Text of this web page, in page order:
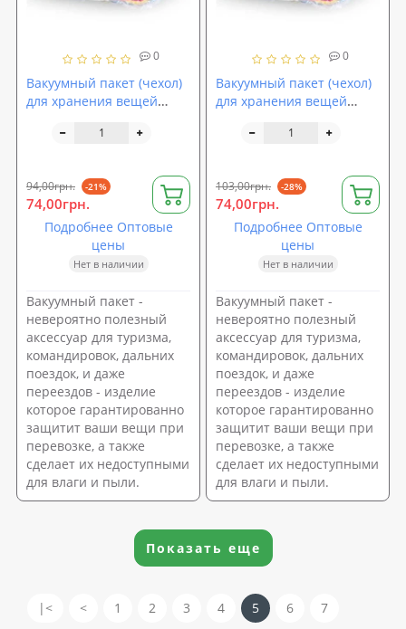
0
Вакуумный пакет (чехол)
для хранения вещей
головных уборов) 50*70
94,00грн. -21%
74,00грн.
Подробнее Оптовые
цены
Нет в наличии
Вакуумный пакет -
невероятно полезный
аксессуар для туризма,
командировок, дальних
поездок, и даже
переездов - изделие
которое гарантированно
защитит ваши вещи при
перевозке, а также
сделает их недоступными
для влаги и пыли.
0
Вакуумный пакет (чехол)
для хранения вещей
головных уборов) 60*80
103,00грн. -28%
74,00грн.
Подробнее Оптовые
цены
Нет в наличии
Вакуумный пакет -
невероятно полезный
аксессуар для туризма,
командировок, дальних
поездок, и даже
переездов - изделие
которое гарантированно
защитит ваши вещи при
перевозке, а также
сделает их недоступными
для влаги и пыли.
Показать еще
|< < 1 2 3 4 5 6 7